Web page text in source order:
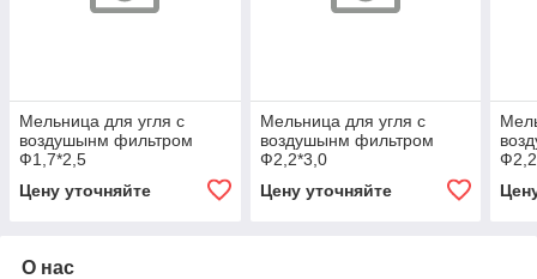
Мельница для угля с
воздушынм фильтром
Ф1,7*2,5
Цену уточняйте
Мельница для угля с
воздушынм фильтром
Ф2,2*3,0
Цену уточняйте
О нас